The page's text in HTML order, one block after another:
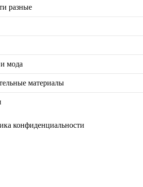
разные
мода
материалы
конфиденциальности